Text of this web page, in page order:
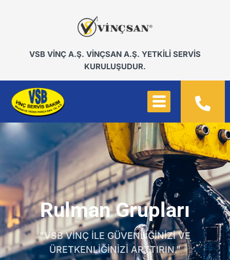
VSB VİNÇ A.Ş. VİNÇSAN A.Ş. YETKİLİ SERVİS
KURULUŞUDUR.
Rulman Grupları
"VSB VİNÇ İLE GÜVENLİĞİNİZİ VE
ÜRETKENLİĞİNİZİ ARTTIRIN."